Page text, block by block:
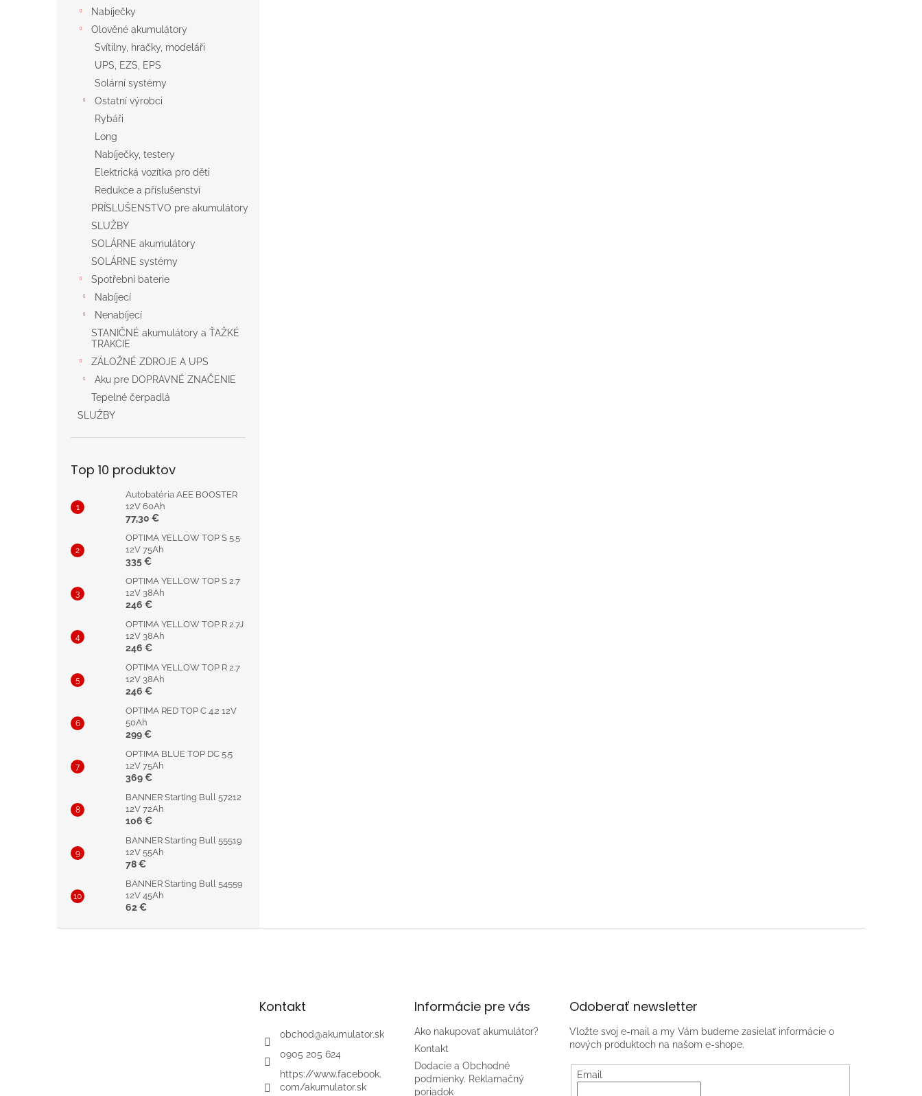
Nabíječky
Olověné akumulátory
Svítilny, hračky, modeláři
UPS, EZS, EPS
Solární systémy
Ostatní výrobci
Rybáři
Long
Nabíječky, testery
Elektrická vozítka pro děti
Redukce a příslušenství
PRÍSLUŠENSTVO pre akumulátory
SLUŽBY
SOLÁRNE akumulátory
SOLÁRNE systémy
Spotřební baterie
Nabíjecí
Nenabíjecí
STANIČNÉ akumulátory a ŤAŽKÉ
TRAKCIE
ZÁLOŽNÉ ZDROJE A UPS
Aku pre DOPRAVNÉ ZNAČENIE
Tepelné čerpadlá
SLUŽBY
Top 10 produktov
Autobatéria AEE BOOSTER
12V 60Ah
77,30 €
OPTIMA YELLOW TOP S 5.5
12V 75Ah
335 €
OPTIMA YELLOW TOP S 2.7
12V 38Ah
246 €
OPTIMA YELLOW TOP R 2.7J
12V 38Ah
246 €
OPTIMA YELLOW TOP R 2.7
12V 38Ah
246 €
OPTIMA RED TOP C 4.2 12V
50Ah
299 €
OPTIMA BLUE TOP DC 5.5
12V 75Ah
369 €
BANNER Starting Bull 57212
12V 72Ah
106 €
BANNER Starting Bull 55519
12V 55Ah
78 €
BANNER Starting Bull 54559
12V 45Ah
62 €
Kontakt
obchod@akumulator.sk
0905 205 624
https://www.facebook.
com/akumulator.sk
Informácie pre vás
Ako nakupovať akumulátor?
Kontakt
Dodacie a Obchodné
podmienky. Reklamačný
poriadok
Odoberať newsletter
Vložte svoj e-mail a my Vám budeme zasielať informácie o
nových produktoch na našom e-shope.
Email